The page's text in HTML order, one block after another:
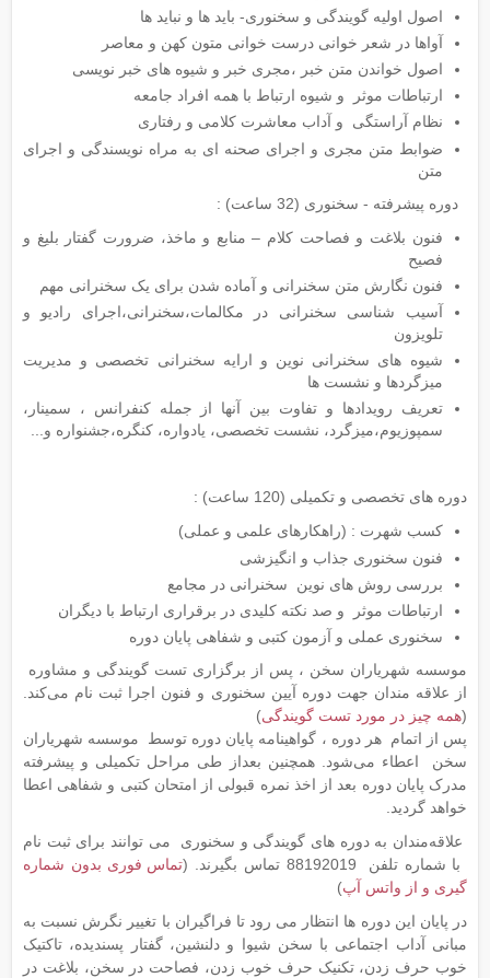
اصول اولیه گویندگی و سخنوری- باید ها و نباید ها
آواها در شعر خوانی درست خوانی متون کهن و معاصر
اصول خواندن متن خبر ،مجری خبر و شیوه های خبر نویسی
ارتباطات موثر و شیوه ارتباط با همه افراد جامعه
نظام آراستگی و آداب معاشرت کلامی و رفتاری
ضوابط متن مجری و اجرای صحنه ای به مراه نویسندگی و اجرای
متن
دوره پیشرفته - سخنوری (32 ساعت) :
فنون بلاغت و فصاحت کلام – منابع و ماخذ، ضرورت گفتار بلیغ و
فصیح
فنون نگارش متن سخنرانی و آماده شدن برای یک سخنرانی مهم
آسیب شناسی سخنرانی در مکالمات،سخنرانی،اجرای رادیو و
تلویزون
شیوه های سخنرانی نوین و ارایه سخنرانی تخصصی و مدیریت
میزگردها و نشست ها
تعریف رویدادها و تفاوت بین آنها از جمله کنفرانس ، سمینار،
سمپوزیوم،میزگرد، نشست تخصصی، یادواره، کنگره،جشنواره و...
دوره های تخصصی و تکمیلی (120 ساعت) :
کسب شهرت : (راهکارهای علمی و عملی)
فنون سخنوری جذاب و انگیزشی
بررسی روش های نوین سخنرانی در مجامع
ارتباطات موثر و صد نکته کلیدی در برقراری ارتباط با دیگران
سخنوری عملی و آزمون کتبی و شفاهی پایان دوره
موسسه شهریاران سخن ، پس از برگزاری تست گویندگی و مشاوره
از علاقه مندان جهت دوره آیین سخنوری و فنون اجرا ثبت نام می‌کند.
(همه چیز در مورد تست گویندگی)
پس از اتمام هر دوره ، گواهینامه پایان دوره توسط موسسه شهریاران
سخن اعطاء می‌شود. همچنین بعداز طی مراحل تکمیلی و پیشرفته
مدرک پایان دوره بعد از اخذ نمره قبولی از امتحان کتبی و شفاهی اعطا
خواهد گردید.
علاقه‌مندان به دوره های گویندگی و سخنوری می توانند برای ثبت نام
با شماره تلفن 88192019 تماس بگیرند. (
تماس فوری بدون شماره
گیری و از واتس آپ)
در پایان این دوره ها انتظار می رود تا فراگیران با تغییر نگرش نسبت به
مبانی آداب اجتماعی با سخن شيوا و دلنشين، گفتار پسنديده، تاکتیک
خوب حرف زدن، تکنیک حرف خوب زدن، فصاحت در سخن، بلاغت در